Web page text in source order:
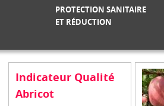
PROTECTION SANITAIRE
ET RÉDUCTION
Indicateur Qualité
Abricot